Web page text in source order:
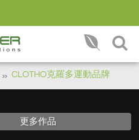
CLOTHO克羅多運動品牌
更多作品